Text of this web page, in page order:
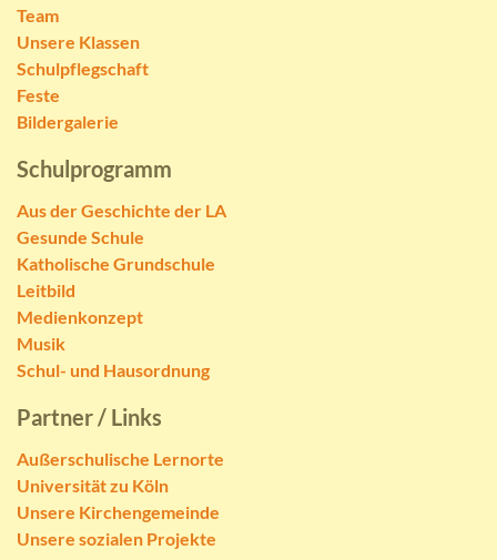
Team
Unsere Klassen
Schulpflegschaft
Feste
Bildergalerie
Schulprogramm
Aus der Geschichte der LA
Gesunde Schule
Katholische Grundschule
Leitbild
Medienkonzept
Musik
Schul- und Hausordnung
Partner / Links
Außerschulische Lernorte
Universität zu Köln
Unsere Kirchengemeinde
Unsere sozialen Projekte